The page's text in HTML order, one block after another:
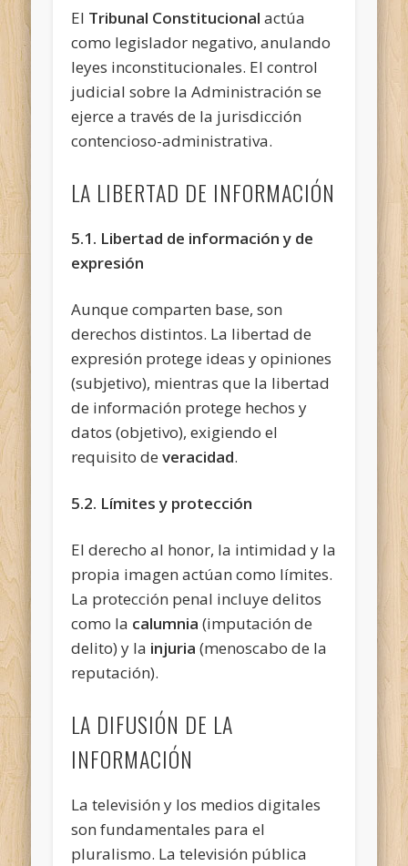
El Tribunal Constitucional actúa
como legislador negativo, anulando
leyes inconstitucionales. El control
judicial sobre la Administración se
ejerce a través de la jurisdicción
contencioso-administrativa.
LA LIBERTAD DE INFORMACIÓN
5.1. Libertad de información y de
expresión
Aunque comparten base, son
derechos distintos. La libertad de
expresión protege ideas y opiniones
(subjetivo), mientras que la libertad
de información protege hechos y
datos (objetivo), exigiendo el
requisito deveracidad.
5.2. Límites y protección
El derecho al honor, la intimidad y la
propia imagen actúan como límites.
La protección penal incluye delitos
como la calumnia (imputación de
delito) y la injuria (menoscabo de la
reputación).
LA DIFUSIÓN DE LA
INFORMACIÓN
La televisión y los medios digitales
son fundamentales para el
pluralismo. La televisión pública